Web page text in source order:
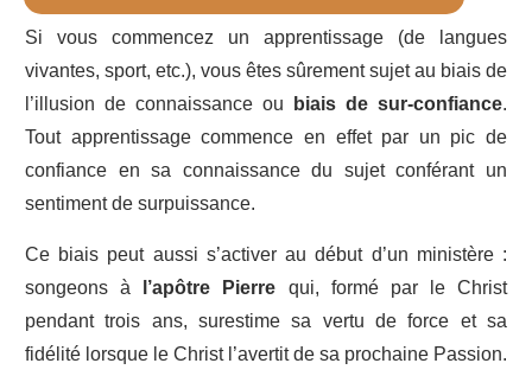
Si vous commencez un apprentissage (de langues
vivantes, sport, etc.), vous êtes sûrement sujet au biais de
l’illusion de connaissance ou
biais de sur-confiance.
Tout apprentissage commence en effet par un pic de
confiance en sa connaissance du sujet conférant un
sentiment de surpuissance.
Ce biais peut aussi s’activer au début d’un ministère :
songeons à
l’apôtre Pierre qui, formé par le Christ
pendant trois ans, surestime sa vertu de force et sa
fidélité lorsque le Christ l’avertit de sa prochaine Passion.